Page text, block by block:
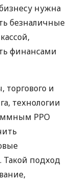
нужна
безналичные
финансами
торгового и
технологии
РРО
подход